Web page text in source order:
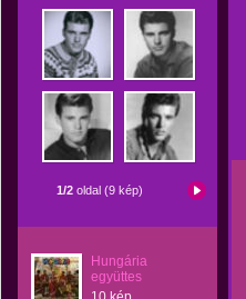
1/2 oldal (9 kép)
Hungária
együttes